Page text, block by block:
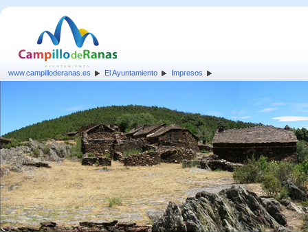
www.campilloderanas.es El Ayuntamiento Impresos